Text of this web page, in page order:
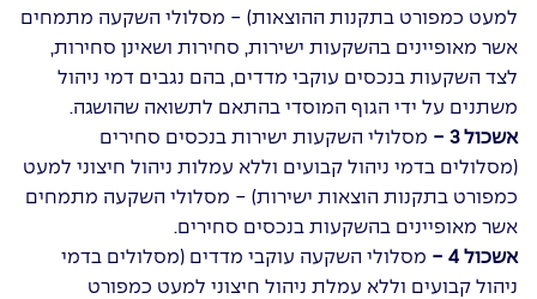
למעט כמפורט בתקנות ההוצאות) - מסלולי השקעה מתמחים
אשר מאופיינים בהשקעות ישירות, סחירות ושאינן סחירות,
לצד השקעות בנכסים עוקבי מדדים, בהם נגבים דמי ניהול
משתנים על ידי הגוף המוסדי בהתאם לתשואה שהושגה.
אשכול 3 -
מסלולי השקעות ישירות בנכסים סחירים
(מסלולים בדמי ניהול קבועים וללא עמלות ניהול חיצוני למעט
כמפורט בתקנות הוצאות ישירות) - מסלולי השקעה מתמחים
אשר מאופיינים בהשקעות בנכסים סחירים.
אשכול 4 -
מסלולי השקעה עוקבי מדדים (מסלולים בדמי
ניהול קבועים וללא עמלת ניהול חיצוני למעט כמפורט